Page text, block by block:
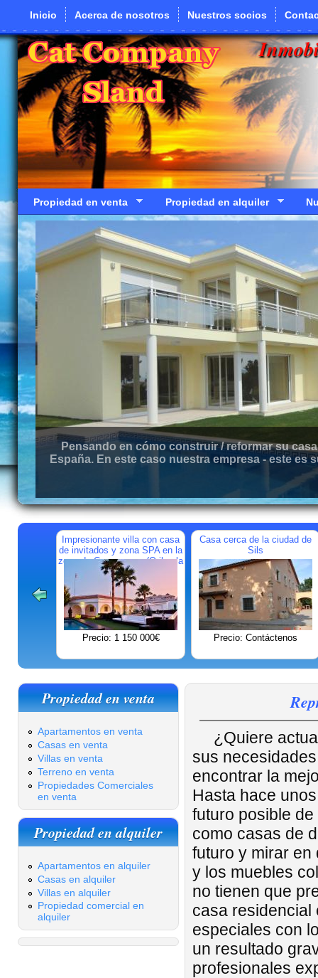
Pasar al contenido principal
Inicio Acerca de nosotros Nuestros socios
Propiedad en venta Propiedad en alquiler
Pensando en cómo construir / reformar su
España. En este caso nuestra empresa - este es
Impresionante villa con casa
de invitados y zona SPA en la
zona de Campoamor (Orihuela
Costa)
Precio: 1 150 000€
Casa cerca de la ciudad de
Sils
Precio: Contáctenos
Propiedad en venta
Apartamentos en venta
Casas en venta
Villas en venta
Terreno en venta
Propiedades Comerciales
en venta
Propiedad en alquiler
Apartamentos en alquiler
Casas en alquiler
Villas en alquiler
Propiedad comercial en
alquiler
¿Quiere
sus
encontrar la
Hasta hace
futuro posible
como casas de
futuro y mirar en
y los muebles
no tienen que
casa residencial
especiales con
un resultado
profesionales